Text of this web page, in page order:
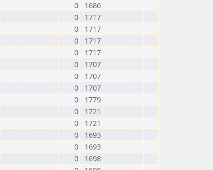
0
1686
0
1717
0
1717
0
1717
0
1717
0
1707
0
1707
0
1707
0
1779
0
1721
0
1721
0
1693
0
1693
0
1698